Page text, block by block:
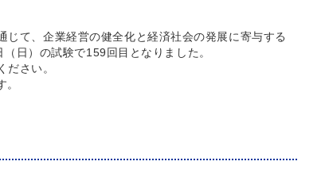
て、企業経営の健全化と経済社会の発展に寄与する
日）の試験で159回目となりました。
ださい。